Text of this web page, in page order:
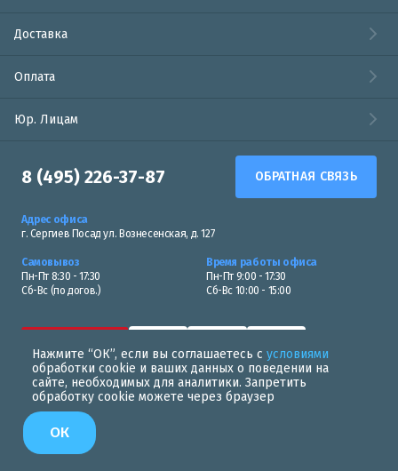
Нажмите “ОК”, если вы соглашаетесь с условиями
обработки cookie и ваших данных о поведении на
сайте, необходимых для аналитики. Запретить
обработку cookie можете через браузер
ОК
Доставка
Оплата
Юр. Лицам
8 (495) 226-37-87 ОБРАТНАЯ СВЯЗЬ
Адрес офиса
г. Сергиев Посад ул. Вознесенская, д. 127
Самовывоз
Пн-Пт 8:30 - 17:30
Сб-Вс (по догов.)
Время работы офиса
Пн-Пт 9:00 - 17:30
Сб-Вс 10:00 - 15:00
Политика в области обработки персональных данных